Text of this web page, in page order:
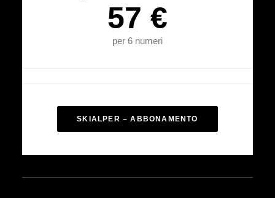
57 €
per 6 numeri
SKIALPER – ABBONAMENTO